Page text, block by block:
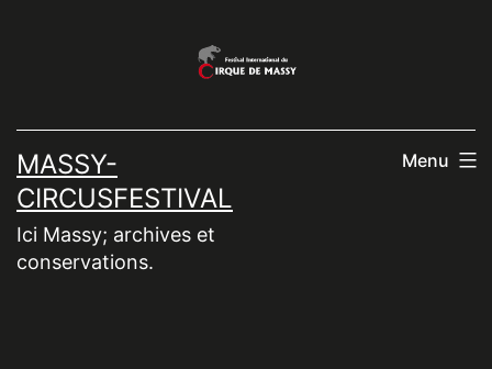
MASSY-
CIRCUSFESTIVAL
Ici Massy; archives et
conservations.
Menu